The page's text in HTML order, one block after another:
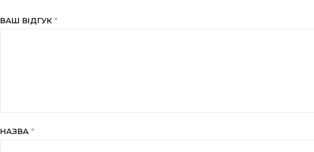
ВАШ ВІДГУК *
НАЗВА *